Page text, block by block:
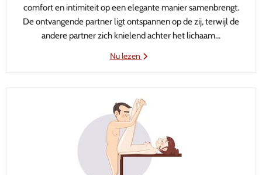
comfort en intimiteit op een elegante manier samenbrengt.
De ontvangende partner ligt ontspannen op de zij, terwijl de
andere partner zich knielend achter het lichaam...
Nu lezen